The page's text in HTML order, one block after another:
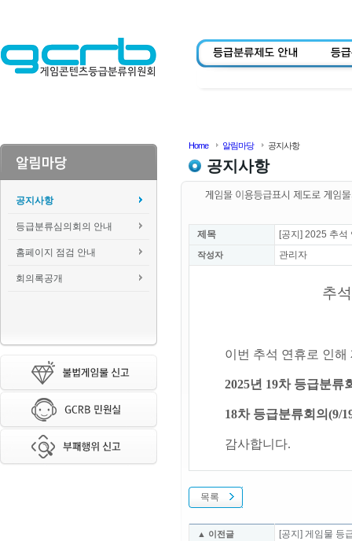
공지사항
등급분류심의회의 안내
홈페이지 점검 안내
회의록공개
Home 알림마당 공지사항
공지사항
제목 [공지] 2025 추석
작성자 관리자
추
이번 추석 연휴로 인
2025년 19차 등급분류
18차 등급분류회의(9/
감사합니다.
목록
▲ 이전글 [공지] 게임물 등